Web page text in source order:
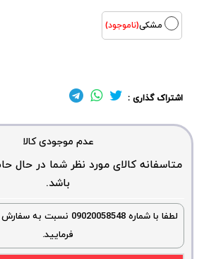
مشکی(ناموجود)
اشتراک گذاری :
عدم موجودی کالا
متاسفانه کالای مورد نظر شما در حال
باشد.
لطفا با شماره 09020058548
فرمایید.